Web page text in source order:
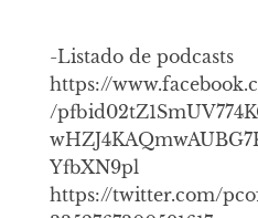
-Listado de podcasts
https://
/
YfbXN9pl
https://twitter.com/